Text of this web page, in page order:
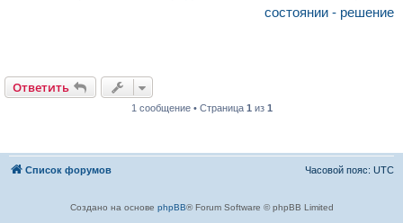
состоянии - решение
Ответить
1 сообщение • Страница 1 из 1
Список форумов Часовой пояс: UTC
Создано на основе phpBB® Forum Software © phpBB Limited